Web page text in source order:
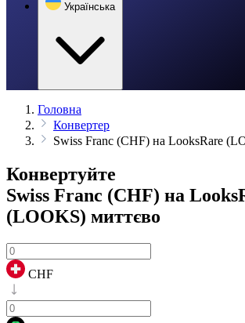
Українська
Головна
Конвертер
Swiss Franc (CHF) на LooksRare
Конвертуйте
Swiss Franc (CHF) на
(LOOKS) миттєво
CHF